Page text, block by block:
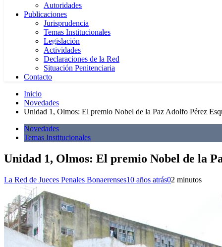
Autoridades
Publicaciones
Jurisprudencia
Temas Institucionales
Legislación
Actividades
Declaraciones de la Red
Situación Penitenciaria
Contacto
Inicio
Novedades
Unidad 1, Olmos: El premio Nobel de la Paz Adolfo Pérez
Novedades
Temas Institucionales
Unidad 1, Olmos: El premio Nobel de la
La Red de Jueces Penales Bonaerenses10 años atrás02 minutos